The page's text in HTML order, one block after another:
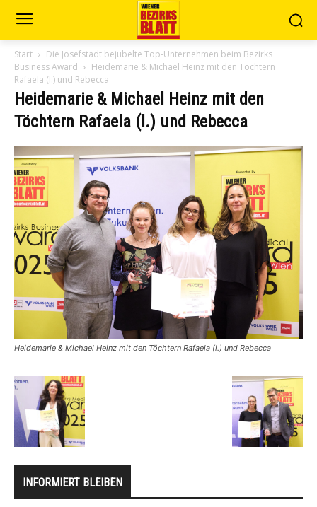
Start
Die Josefstadt bejubelte Top-Unternehmen beim Bezirks
Business Award
Heidemarie & Michael Heinz mit den Töchtern
Rafaela (l.) und Rebecca
Heidemarie & Michael Heinz mit den
Töchtern Rafaela (l.) und Rebecca
Heidemarie & Michael Heinz mit den Töchtern Rafaela (l.) und Rebecca
INFORMIERT BLEIBEN